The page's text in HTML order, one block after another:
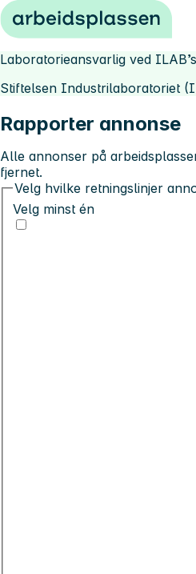
Hopp til innhold
Laboratorieansvarlig ved
Stiftelsen Industrilaboratoriet
Rapporter annonse
Alle annonser på
fjernet.
Velg hvilke retningslinjer
Velg minst én